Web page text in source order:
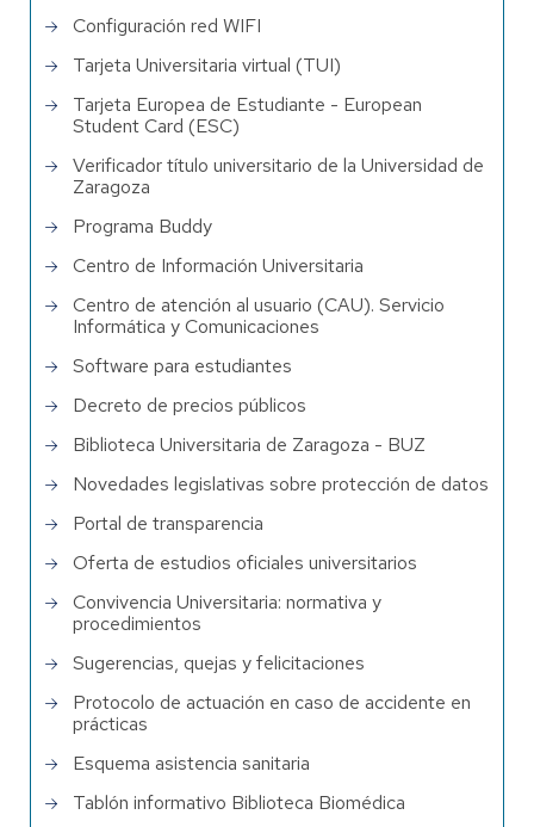
Configuración red WIFI
Tarjeta Universitaria virtual (TUI)
Tarjeta Europea de Estudiante - European
Student Card (ESC)
Verificador título universitario de la Universidad de
Zaragoza
Programa Buddy
Centro de Información Universitaria
Centro de atención al usuario (CAU). Servicio
Informática y Comunicaciones
Software para estudiantes
Decreto de precios públicos
Biblioteca Universitaria de Zaragoza - BUZ
Novedades legislativas sobre protección de datos
Portal de transparencia
Oferta de estudios oficiales universitarios
Convivencia Universitaria: normativa y
procedimientos
Sugerencias, quejas y felicitaciones
Protocolo de actuación en caso de accidente en
prácticas
Esquema asistencia sanitaria
Tablón informativo Biblioteca Biomédica